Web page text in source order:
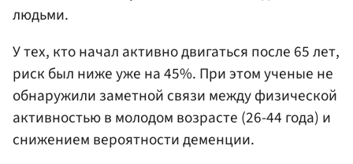
людьми.
У тех, кто начал активно двигаться после 65 лет,
риск был ниже уже на 45%. При этом ученые не
обнаружили заметной связи между физической
активностью в молодом возрасте (26-44 года) и
снижением вероятности деменции.